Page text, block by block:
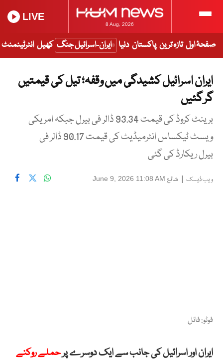
8 Aug, 2026
LIVE
صفحۂ اول تازہ ترین پاکستان دنیا ایران-اسرائیل جنگ کھیل انٹرٹینمنٹ
ایران اسرائیل کشیدگی میں وقفہ؛ تیل کی قیمتیں
گر گئیں
برینٹ کروڈ کی قیمت 93.34 ڈالر فی بیرل جبکہ امریکی
ویسٹ ٹیکساس انٹرمیڈیٹ کی قیمت 90.17 ڈالر فی
بیرل ریکارڈ کی گئی
ویب ڈیسک | شائع June 9, 2026 11:08 AM
فوٹو: فائل
ایران اور اسرائیل کی جانب سے ایک دوسرے پرحملے روکنے